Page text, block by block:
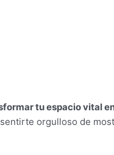
tu espacio vital
orgulloso de